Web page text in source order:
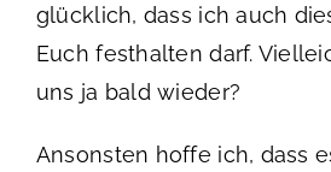
glücklich, dass ich auch
Euch festhalten darf.
uns ja bald wieder?
Ansonsten hoffe ich, dass